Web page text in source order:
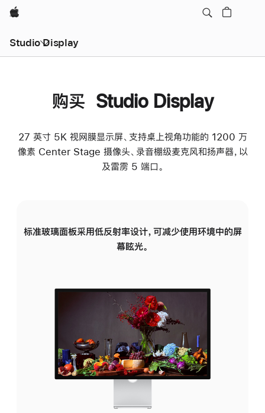
Apple
Studio Display
购买 Studio Display
27 英寸 5K 视网膜显示屏、支持桌上视角功能的 1200 万
像素 Center Stage 摄像头、录音棚级麦克风和扬声器，以
及雷雳 5 端口。
标准玻璃面板采用低反射率设计，可减少使用环境中的屏
幕眩光。